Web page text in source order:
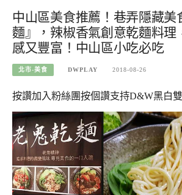
中山區美食推薦！巷弄隱藏美
麵』，辣椒香氣創意乾麵料理
感又豐富！中山區小吃必吃
北市-美食 DWPLAY 2018-08-26
按讚加入粉絲團按個讚支持D&W黑白